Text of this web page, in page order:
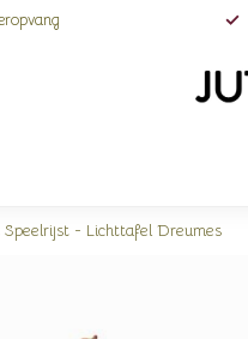
- Lichttafel Dreumes